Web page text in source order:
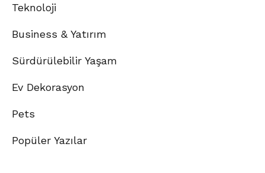
Teknoloji
Business & Yatırım
Sürdürülebilir Yaşam
Ev Dekorasyon
Pets
Popüler Yazılar